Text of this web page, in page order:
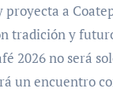
proyecta a
tradición y
2026 no será
un encuentro